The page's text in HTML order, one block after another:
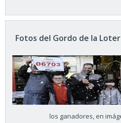
Fotos del Gordo de la
los ganadores, en